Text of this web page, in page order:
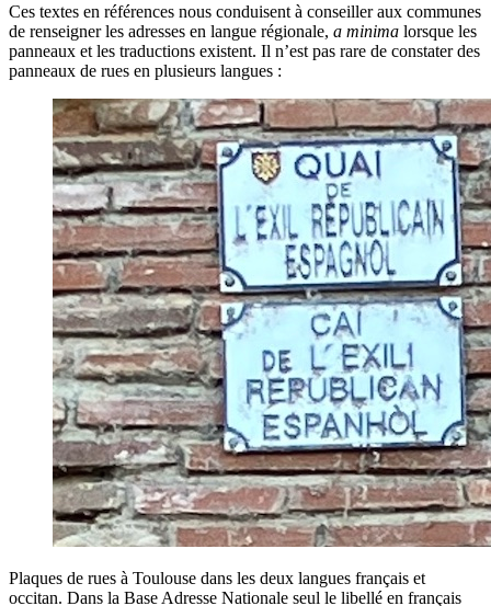
Ces textes en références nous conduisent à conseiller aux communes
de renseigner les adresses en langue régionale, a minima lorsque les
panneaux et les traductions existent. Il n’est pas rare de constater des
panneaux de rues en plusieurs langues :
Plaques de rues à Toulouse dans les deux langues français et
occitan. Dans la Base Adresse Nationale seul le libellé en français